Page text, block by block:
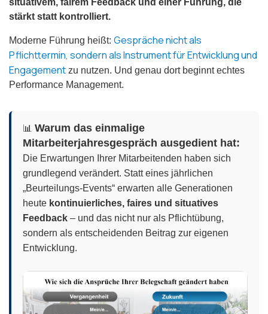
situativem, fairem Feedback und einer Führung, die
stärkt statt kontrolliert.
Moderne Führung heißt: Gespräche nicht als
Pflichttermin, sondern als Instrument für Entwicklung und
Engagement zu nutzen. Und genau dort beginnt echtes
Performance Management.
📊Warum das einmalige
Mitarbeiterjahresgespräch ausgedient hat:
Die Erwartungen Ihrer Mitarbeitenden haben sich
grundlegend verändert. Statt eines jährlichen
„Beurteilungs-Events“ erwarten alle Generationen
heute kontinuierliches, faires und situatives
Feedback – und das nicht nur als Pflichtübung,
sondern als entscheidenden Beitrag zur eigenen
Entwicklung.